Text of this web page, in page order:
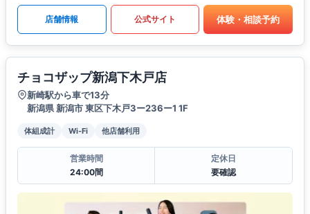
店舗情報 公式サイト 体験・相談予約
チョコザップ新潟下木戸店
新崎駅から車で13分
新潟県 新潟市 東区下木戸3ー236ー1 1F
体組成計 Wi-Fi 他店舗利用
営業時間
24:00間
定休日
要確認